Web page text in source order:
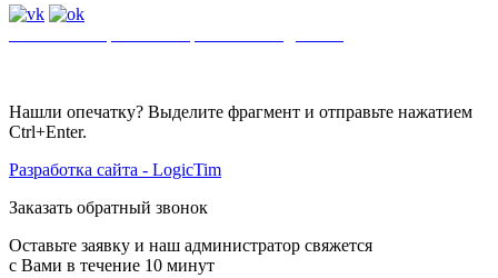
Нашли опечатку? Выделите фрагмент и отправьте нажатием
Ctrl+Enter.
Разработка сайта - LogicTim
Заказать обратный звонок
Оставьте заявку и наш администратор свяжется
с Вами в течение 10 минут